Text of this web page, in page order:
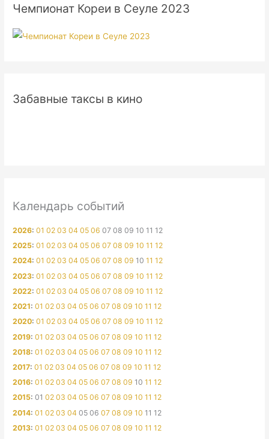
Чемпионат Кореи в Сеуле 2023
Забавные таксы в кино
Календарь событий
2026:01 02 03 04 05 06 07 08 09 10 11 12
2025:01 02 03 04 05 06 07 08 09 10 11 12
2024:01 02 03 04 05 06 07 08 09 10 11 12
2023:01 02 03 04 05 06 07 08 09 10 11 12
2022:01 02 03 04 05 06 07 08 09 10 11 12
2021:01 02 03 04 05 06 07 08 09 10 11 12
2020:01 02 03 04 05 06 07 08 09 10 11 12
2019:01 02 03 04 05 06 07 08 09 10 11 12
2018:01 02 03 04 05 06 07 08 09 10 11 12
2017:01 02 03 04 05 06 07 08 09 10 11 12
2016:01 02 03 04 05 06 07 08 09 10 11 12
2015:01 02 03 04 05 06 07 08 09 10 11 12
2014:01 02 03 04 05 06 07 08 09 10 11 12
2013:01 02 03 04 05 06 07 08 09 10 11 12